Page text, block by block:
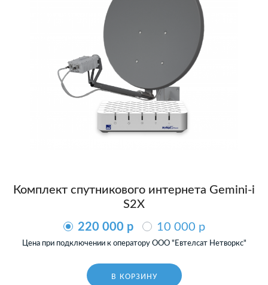
Комплект спутникового интернета Gemini-i
S2X
220 000 p
10 000 p
Цена при подключении к оператору ООО "Евтелсат Нетворкс"
В КОРЗИНУ